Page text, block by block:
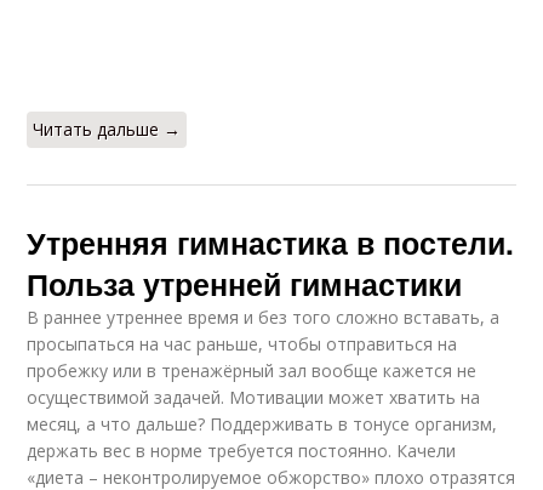
Читать дальше →
Утренняя гимнастика в постели.
Польза утренней гимнастики
В раннее утреннее время и без того сложно вставать, а
просыпаться на час раньше, чтобы отправиться на
пробежку или в тренажёрный зал вообще кажется не
осуществимой задачей. Мотивации может хватить на
месяц, а что дальше? Поддерживать в тонусе организм,
держать вес в норме требуется постоянно. Качели
«диета – неконтролируемое обжорство» плохо отразятся